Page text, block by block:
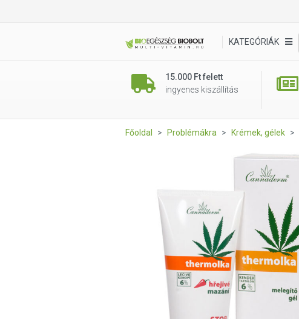
KATEGÓRIÁK
15.000 Ft felett
ingyenes kiszállítás
Főoldal Problémákra Krémek, gélek